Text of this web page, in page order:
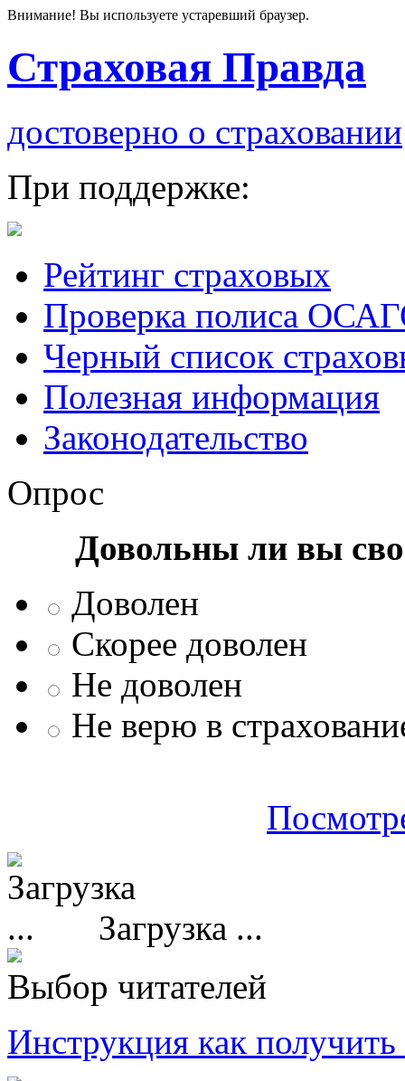
Внимание! Вы используете устаревший браузер.
Страховая Правда
достоверно о страховании
При поддержке:
Рейтинг страховых
Проверка полиса
Черный список
Полезная информация
Законодательство
Опрос
Довольны ли вы
Доволен
Скорее доволен
Не доволен
Не верю в
Загрузка ...
Выбор читателей
Инструкция как